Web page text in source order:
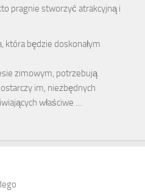
pragnie stworzyć atrakcyjną i
która będzie doskonałym
zimowym, potrzebują
im, niezbędnych
właściwe …